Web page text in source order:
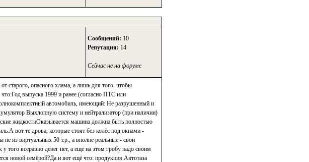
Сообщений: 10
Репутация: 14
Сейчас не на форуме
старого, опасного хлама, а лишь для того, чтобы
что:Год выпуска 1999 и ранее (согласно ПТС или
автомобиль, имеющий: Не разрушенный и
Выхлопную систему и нейтрализатор (при наличии)
жидкостиОказывается машина должна быть полностью
вот те дрова, которые стоят без колёс под окнами -
из виртуальных 50 т.р., а вполне реальные - свои
того всеравно денег нет, а еще на зтом гробу надо своим
новой семёрой?Да и вот ещё что: продукция Автотаза